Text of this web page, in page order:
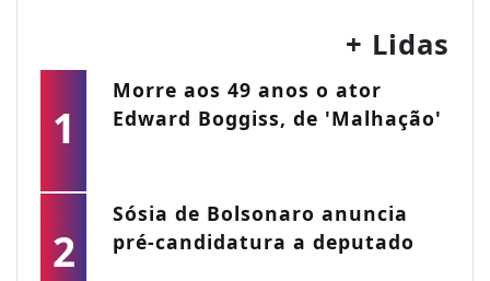
+ Lidas
1
Morre aos 49 anos o ator
Edward Boggiss, de 'Malhação'
2
Sósia de Bolsonaro anuncia
pré-candidatura a deputado